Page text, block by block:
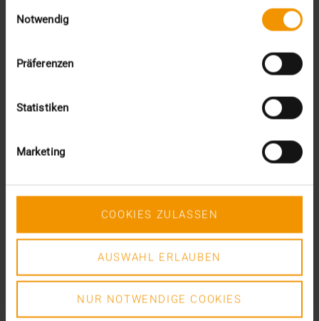
Notwendig
Präferenzen
Statistiken
Marketing
COOKIES ZULASSEN
AUSWAHL ERLAUBEN
NUR NOTWENDIGE COOKIES
März (3)
2022
November (3)
Mai (9)
Februar (1)
Januar (4)
2021
Dezember (5)
Oktober (3)
September (1)
August (1)